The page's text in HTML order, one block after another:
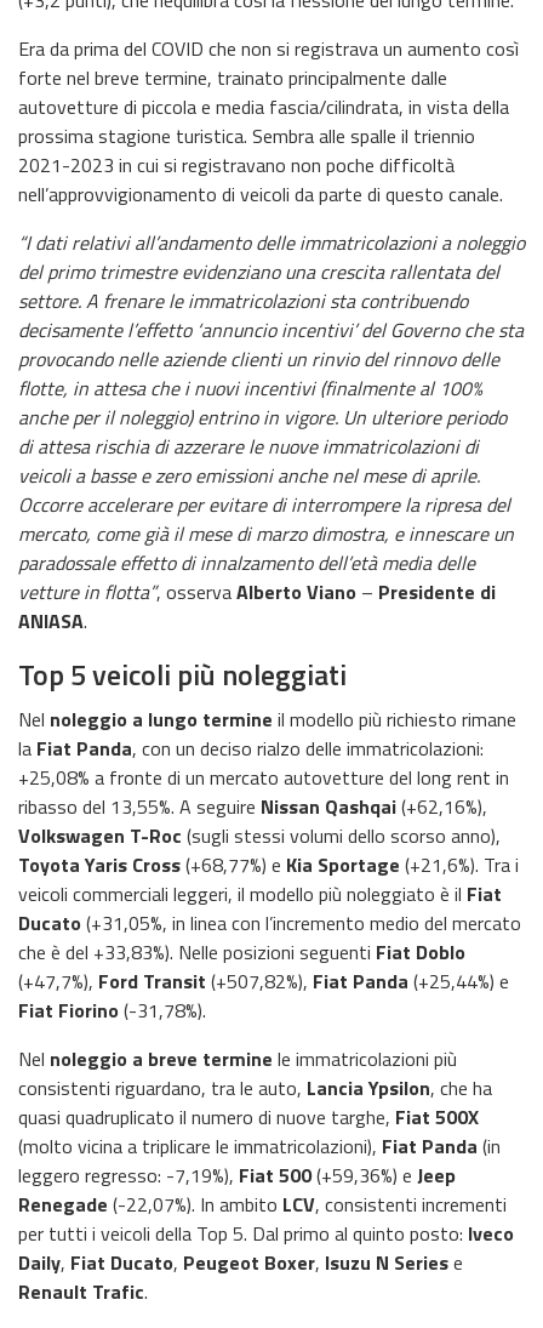
Era da prima del COVID che non si registrava un aumento così
forte nel breve termine, trainato principalmente dalle
autovetture di piccola e media fascia/cilindrata, in vista della
prossima stagione turistica. Sembra alle spalle il triennio
2021-2023 in cui si registravano non poche difficoltà
nell’approvvigionamento di veicoli da parte di questo canale.
“I dati relativi all’andamento delle immatricolazioni a noleggio
del primo trimestre evidenziano una crescita rallentata del
settore. A frenare le immatricolazioni sta contribuendo
decisamente l’effetto ‘annuncio incentivi’ del Governo che sta
provocando nelle aziende clienti un rinvio del rinnovo delle
flotte, in attesa che i nuovi incentivi (finalmente al 100%
anche per il noleggio) entrino in vigore. Un ulteriore periodo
di attesa rischia di azzerare le nuove immatricolazioni di
veicoli a basse e zero emissioni anche nel mese di aprile.
Occorre accelerare per evitare di interrompere la ripresa del
mercato, come già il mese di marzo dimostra, e innescare un
paradossale effetto di innalzamento dell’età media delle
vetture in flotta”, osservaAlberto Viano – Presidente di
ANIASA.
Top 5 veicoli più noleggiati
Nel noleggio a lungo termine il modello più richiesto rimane
la Fiat Panda, con un deciso rialzo delle immatricolazioni:
+25,08% a fronte di un mercato autovetture del long rent in
ribasso del 13,55%. A seguire Nissan Qashqai(+62,16%),
Volkswagen T-Roc (sugli stessi volumi dello scorso anno),
Toyota Yaris Cross(+68,77%) e Kia Sportage (+21,6%). Tra i
veicoli commerciali leggeri, il modello più noleggiato è il Fiat
Ducato (+31,05%, in linea con l’incremento medio del mercato
che è del +33,83%). Nelle posizioni seguenti Fiat Doblo
(+47,7%), Ford Transit (+507,82%), Fiat Panda (+25,44%) e
Fiat Fiorino (-31,78%).
Nel noleggio a breve termine le immatricolazioni più
consistenti riguardano, tra le auto, Lancia Ypsilon, che ha
quasi quadruplicato il numero di nuove targhe, Fiat 500X
(molto vicina a triplicare le immatricolazioni), Fiat Panda (in
leggero regresso: -7,19%), Fiat 500(+59,36%) e Jeep
Renegade (-22,07%). In ambito LCV, consistenti incrementi
per tutti i veicoli della Top 5. Dal primo al quinto posto: Iveco
Daily, Fiat Ducato, Peugeot Boxer, Isuzu N Seriese
Renault Trafic.